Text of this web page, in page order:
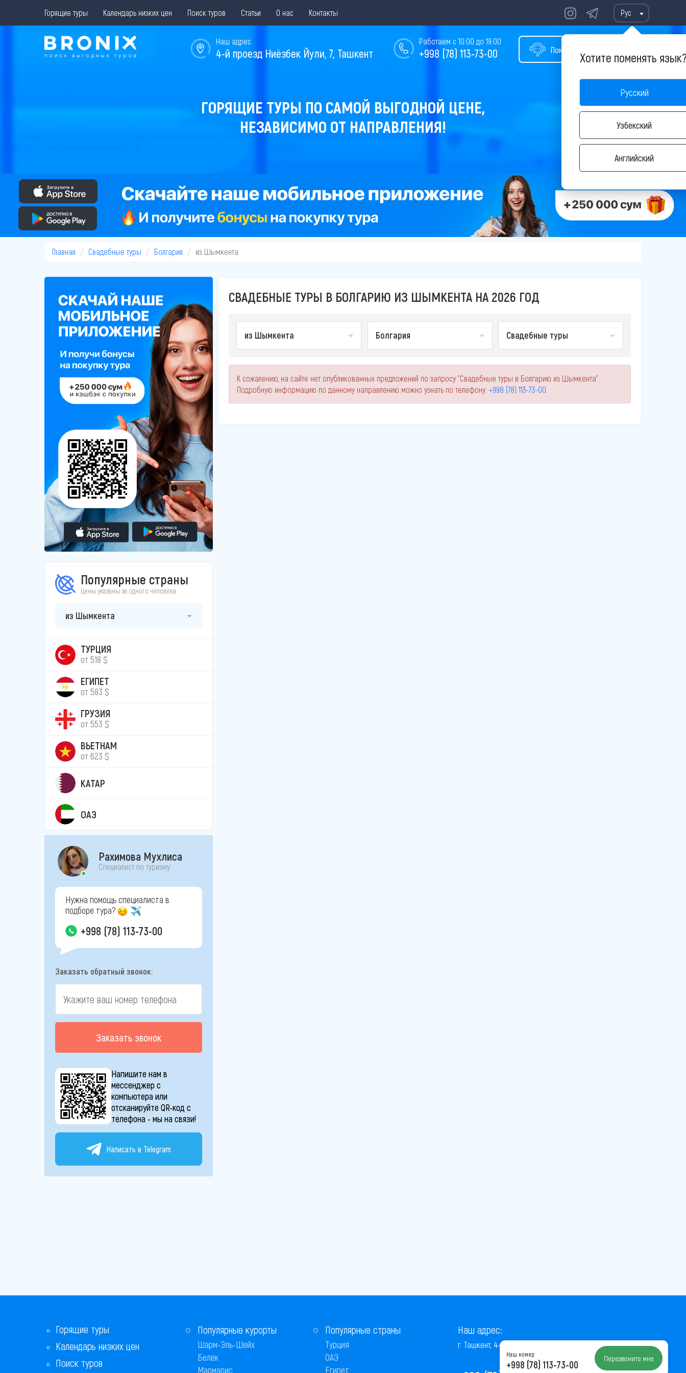
Горящие туры Календарь низких цен Поиск туров Статьи О нас Контакты Рус
Хотите поменять
Русский
Узбекский
Английский
Помощь в подборе тура
Работаем с 10:00 до 19:00
+998 (78) 113-73-00
Наш адрес
4-й проезд Ниёзбек Йули, 7, Ташкент
ГОРЯЩИЕ ТУРЫ ПО САМОЙ ВЫГОДНОЙ ЦЕНЕ,
НЕЗАВИСИМО ОТ НАПРАВЛЕНИЯ!
Главная Свадебные туры Болгария из Шымкента
Популярные страны
Цены указаны за одного человека
из Шымкента
ТУРЦИЯ
от 518 $
ЕГИПЕТ
от 583 $
ГРУЗИЯ
от 553 $
ВЬЕТНАМ
от 623 $
КАТАР
ОАЭ
Рахимова Мухлиса
Специалист по туризму
Нужна помощь специалиста в
подборе тура?
+998 (78) 113-73-00
Заказать обратный звонок:
Заказать звонок
Напишите нам в
мессенджер с
компьютера или
отсканируйте QR-код с
телефона - мы на связи!
Написать в Telegram
СВАДЕБНЫЕ ТУРЫ В БОЛГАРИЮ ИЗ ШЫМКЕНТА НА 2026 ГОД
из Шымкента Болгария Свадебные туры
К сожалению, на сайте нет опубликованных предложений по запросу "Свадебные туры в Болгарию из Шымкента".
Подробную информацию по данному направлению можно узнать по телефону: +998 (78) 113-73-00
Горящие туры
Календарь низких цен
Поиск туров
Популярные курорты
Шарм-Эль-Шейх
Белек
Мармарис
Популярные страны
Турция
ОАЭ
Египет
Наш адрес:
г. Ташкент, 4-й проезд Ниёзбек Йули, 7
Наш номер:
+998 (78) 113-73-00 Перезвоните мне